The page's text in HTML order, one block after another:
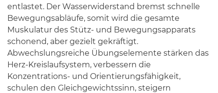
entlastet. Der Wasserwiderstand bremst schnelle
Bewegungsabläufe, somit wird die gesamte
Muskulatur des Stütz- und Bewegungsapparats
schonend, aber gezielt gekräftigt.
Abwechslungsreiche Übungselemente stärken das
Herz-Kreislaufsystem, verbessern die
Konzentrations- und Orientierungsfähigkeit,
schulen den Gleichgewichtssinn, steigern